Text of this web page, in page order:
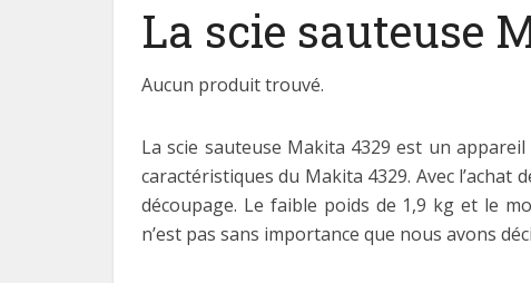
La scie sauteuse
Aucun produit trouvé.
La scie sauteuse Makita 4329 est un
caractéristiques du Makita 4329. Avec
découpage. Le faible poids de 1,9 kg et le
n’est pas sans importance que nous avons